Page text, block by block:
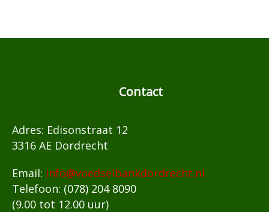
Contact
Adres: Edisonstraat 12
3316 AE Dordrecht
Email: info@voedselbankdordrecht.nl
Telefoon: (078) 204 8090
(9.00 tot 12.00 uur)